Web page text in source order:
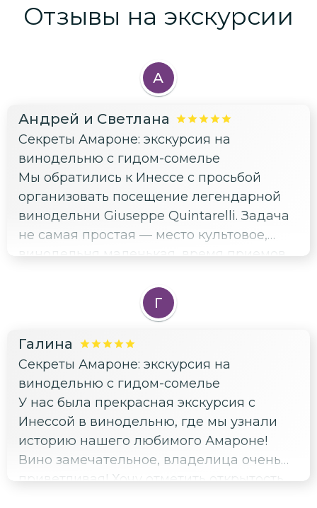
Отзывы на экскурсии
А
Андрей и Светлана
Секреты Амароне: экскурсия на
винодельню с гидом-сомелье
Мы обратились к Инессе с просьбой
организовать посещение легендарной
винодельни Giuseppe Quintarelli. Задача
не самая простая — место культовое,
«Arena di Verona». Но благодаря Инессе
все получилось отлично. Потом было еще
качественная и аутентичная винодельня
(Valpolicella classico и Amarone с
отличным Q/P), производители
вкуснейших сыров, самая красивая
(ЮНЕСКО!) итальянская деревня, еще
одна винодельня с великолепными
белыми винами LUGANA (D.O.G). и
Г
Галина
Секреты Амароне: экскурсия на
винодельню с гидом-сомелье
У нас была прекрасная экскурсия с
Инессой в винодельню, где мы узнали
историю нашего любимого Амароне!
Вино замечательное, владелица очень
приветливая! Хочу отметить открытость,